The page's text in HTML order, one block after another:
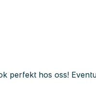
perfekt hos oss!